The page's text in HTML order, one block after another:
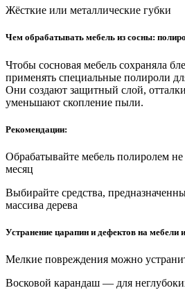
Жёсткие или металлические губки
Чем обрабатывать мебель из сосны:
Чтобы сосновая мебель сохраняла
применять специальные полироли
Они создают защитный слой,
уменьшают скопление пыли.
Рекомендации:
Обрабатывайте мебель полиролем не
месяц
Выбирайте средства,
массива дерева
Устранение царапин и дефектов на мебели
Мелкие повреждения можно
Восковой карандаш — для